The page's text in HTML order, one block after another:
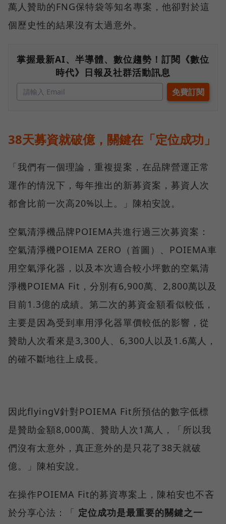
萬人贊助的FNG保特袋等知名專案，他卻對於這
個歷史性的結果沒有太過意外。
掌握最新AI、半導體、數位趨勢！訂閱《數位
時代》日報及社群活動訊息
38天募資就破億，關鍵在「定位成功」
「我們有一個理論，重複提案，在品牌營運正常
運作的情況下，每年推出的新募資案，募資人次
都會比前一次高20%以上。」陳柏安說。
空氣清淨機品牌POIEMA共進行過三次募資案：
空氣清淨機POIEMA ZERO（首圖）、POIEMA車
用空氣淨化器，以及本次適合較小坪數的空氣清
淨機POIEMA Fit，分別有6,900萬、2,800萬以及
目前1.3億的成績。第二次的募資金額看似較低，
主要是因為受到車用淨化器單價較低的影響，從
贊助人次看來是3,300人、6,300人以及1.6萬人，
的確不斷地往上成長。
因此flyingV針對POIEMA Fit所預估的數字低標
是贊助金額8,000萬、贊助人次1萬人，「所以我
們沒有太意外，真正意外的是只花了38天就破
億。」陳柏安說。
在操作POIEMA Fit的募資專案上，陳柏安也不吝
於分享心法：「 定位成功是最重要的關鍵之一